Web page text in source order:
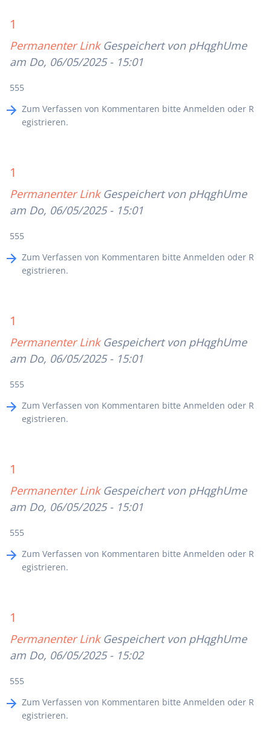
1
Permanenter Link Gespeichert von pHqghUme
am Do, 06/05/2025 - 15:01
555
Zum Verfassen von Kommentaren bitte Anmelden oder R
egistrieren.
1
Permanenter Link Gespeichert von pHqghUme
am Do, 06/05/2025 - 15:01
555
Zum Verfassen von Kommentaren bitte Anmelden oder R
egistrieren.
1
Permanenter Link Gespeichert von pHqghUme
am Do, 06/05/2025 - 15:01
555
Zum Verfassen von Kommentaren bitte Anmelden oder R
egistrieren.
1
Permanenter Link Gespeichert von pHqghUme
am Do, 06/05/2025 - 15:01
555
Zum Verfassen von Kommentaren bitte Anmelden oder R
egistrieren.
1
Permanenter Link Gespeichert von pHqghUme
am Do, 06/05/2025 - 15:02
555
Zum Verfassen von Kommentaren bitte Anmelden oder R
egistrieren.